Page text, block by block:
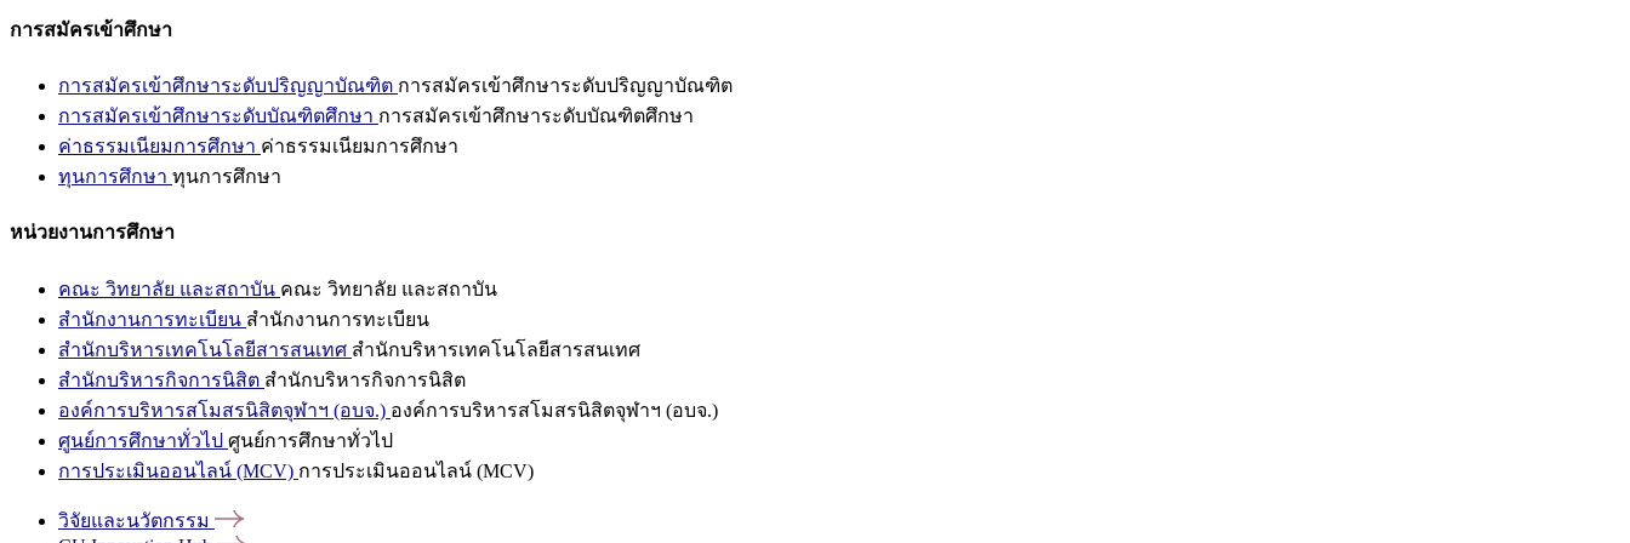
การสมัครเข้าศึกษา
การสมัครเข้าศึกษาระดับปริญญาบัณฑิต การสมัครเข้าศึกษาระดับปริญญาบัณฑิต
การสมัครเข้าศึกษาระดับบัณฑิตศึกษา การสมัครเข้าศึกษาระดับบัณฑิตศึกษา
ค่าธรรมเนียมการศึกษา ค่าธรรมเนียมการศึกษา
ทุนการศึกษา ทุนการศึกษา
หน่วยงานการศึกษา
คณะ วิทยาลัย และสถาบัน คณะ วิทยาลัย และสถาบัน
สำนักงานการทะเบียน สำนักงานการทะเบียน
สำนักบริหารเทคโนโลยีสารสนเทศ สำนักบริหารเทคโนโลยีสารสนเทศ
สำนักบริหารกิจการนิสิต สำนักบริหารกิจการนิสิต
องค์การบริหารสโมสรนิสิตจุฬาฯ (อบจ.) องค์การบริหารสโมสรนิสิตจุฬาฯ (อบจ.)
ศูนย์การศึกษาทั่วไป ศูนย์การศึกษาทั่วไป
การประเมินออนไลน์ (MCV) การประเมินออนไลน์ (MCV)
วิจัยและนวัตกรรม